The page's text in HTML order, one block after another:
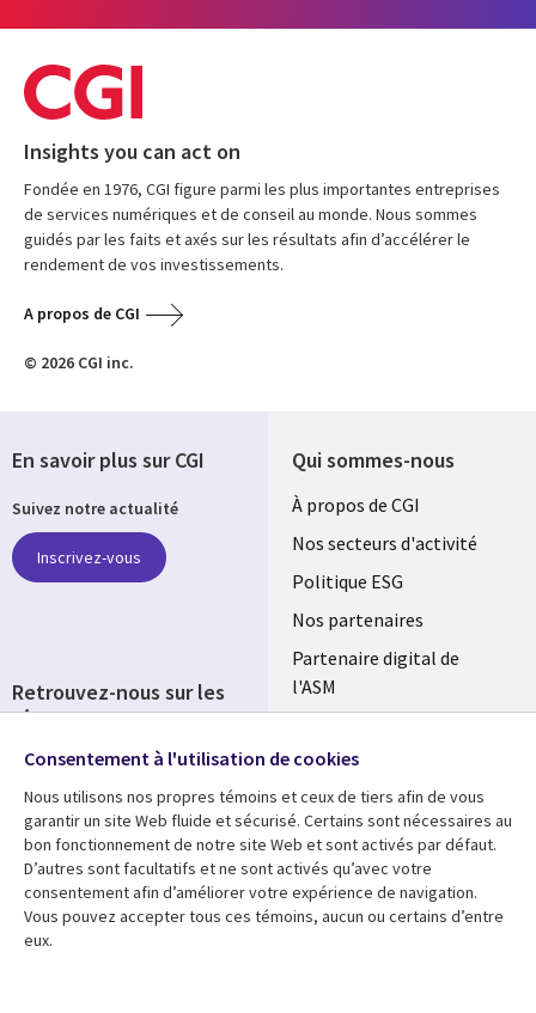
Insights you can act on
Fondée en 1976, CGI figure parmi les plus importantes entreprises
de services numériques et de conseil au monde. Nous sommes
guidés par les faits et axés sur les résultats afin d’accélérer le
rendement de vos investissements.
A propos de CGI
© 2026 CGI inc.
Qui sommes-nous
Useful
links
FRANCE
À propos de CGI
Nos secteurs d'activité
Politique ESG
Nos partenaires
Partenaire digital de
l'ASM
Fusions
Ressources
Library
Links
Articles
Blog
Support
Legal
Accessibilité
En savoir plus sur CGI
Suivez notre actualité
Inscrivez-vous
Retrouvez-nous sur les
réseaux
Social
Media
FRANCE
Consentement à l'utilisation de cookies
Nous utilisons nos propres témoins et ceux de tiers afin de vous
garantir un site Web fluide et sécurisé. Certains sont nécessaires au
bon fonctionnement de notre site Web et sont activés par défaut.
D’autres sont facultatifs et ne sont activés qu’avec votre
consentement afin d’améliorer votre expérience de navigation.
Vous pouvez accepter tous ces témoins, aucun ou certains d’entre
eux.